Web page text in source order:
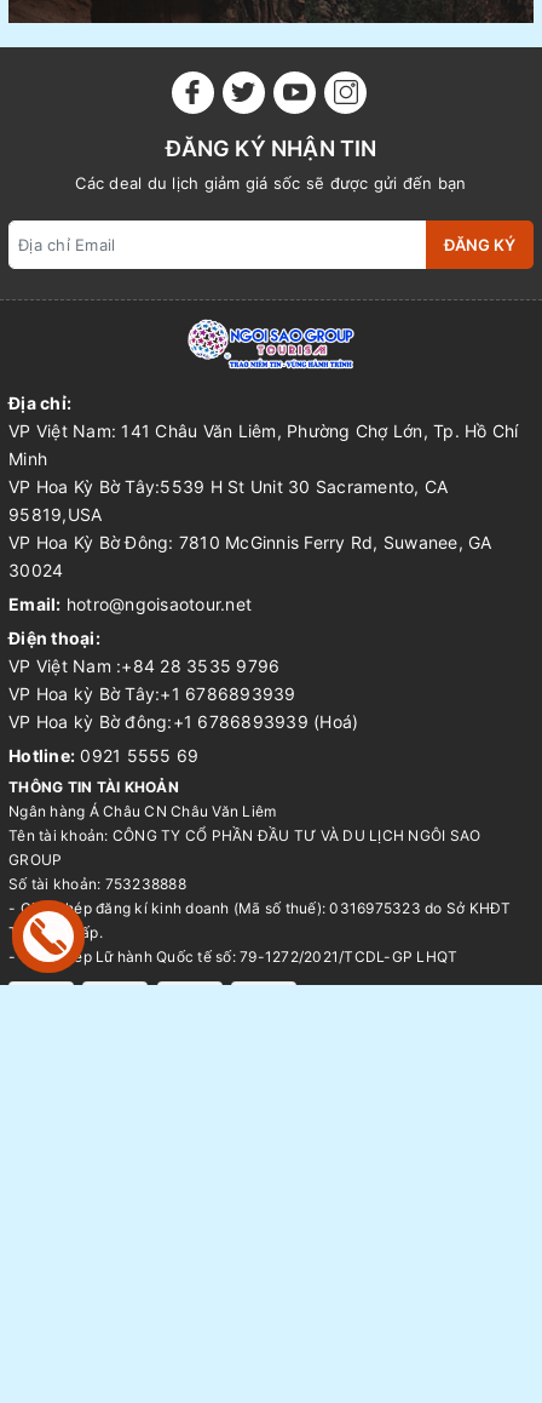
ĐĂNG KÝ NHẬN TIN
Các deal du lịch giảm giá sốc sẽ được gửi đến bạn
ĐĂNG KÝ
Địa chỉ:
VP Việt Nam: 141 Châu Văn Liêm, Phường Chợ Lớn, Tp. Hồ Chí
Minh
VP Hoa Kỳ Bờ Tây:5539 H St Unit 30 Sacramento, CA
95819,USA
VP Hoa Kỳ Bờ Đông: 7810 McGinnis Ferry Rd, Suwanee, GA
30024
Email: hotro@ngoisaotour.net
Điện thoại:
VP Việt Nam :+84 28 3535 9796
VP Hoa kỳ Bờ Tây:+1 6786893939
VP Hoa kỳ Bờ đông:+1 6786893939 (Hoá)
Hotline: 0921 5555 69
THÔNG TIN TÀI KHOẢN
Ngân hàng Á Châu CN Châu Văn Liêm
Tên tài khoản: CÔNG TY CỔ PHẦN ĐẦU TƯ VÀ DU LỊCH NGÔI SAO
GROUP
Số tài khoản: 753238888
- Giấy phép đăng kí kinh doanh (Mã số thuế): 0316975323 do Sở KHĐT
TP.HCM cấp.
- Giấy phép Lữ hành Quốc tế số: 79-1272/2021/TCDL-GP LHQT